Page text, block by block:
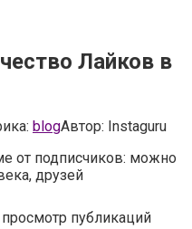
Лайков в
blogАвтор: Instaguru
от подписчиков: можно
друзей
публикаций